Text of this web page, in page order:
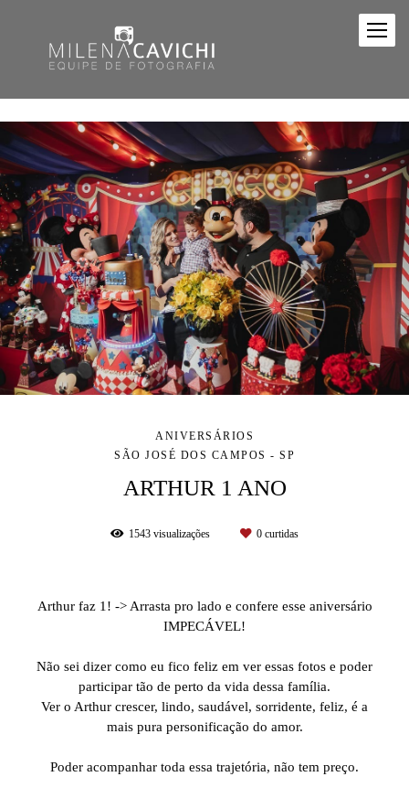
ANIVERSÁRIOS
SÃO JOSÉ DOS CAMPOS - SP
ARTHUR 1 ANO
1543 visualizações 0 curtidas
Arthur faz 1! -> Arrasta pro lado e confere esse aniversário
IMPECÁVEL!
Não sei dizer como eu fico feliz em ver essas fotos e poder
participar tão de perto da vida dessa família.
Ver o Arthur crescer, lindo, saudável, sorridente, feliz, é a
mais pura personificação do amor.
Poder acompanhar toda essa trajetória, não tem preço.